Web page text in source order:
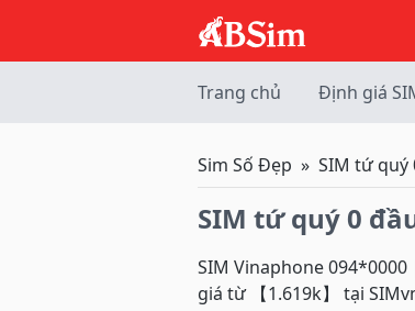
Trang chủ Định giá
Sim Số Đẹp SIM tứ quý
SIM tứ quý 0
SIM Vinaphone
giá từ 【1.619k】 tại